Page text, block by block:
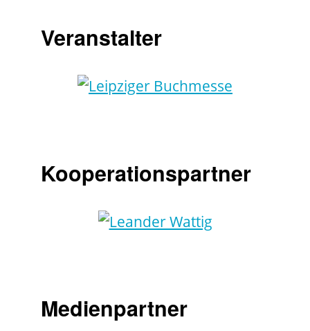
Veranstalter
Kooperationspartner
Medienpartner